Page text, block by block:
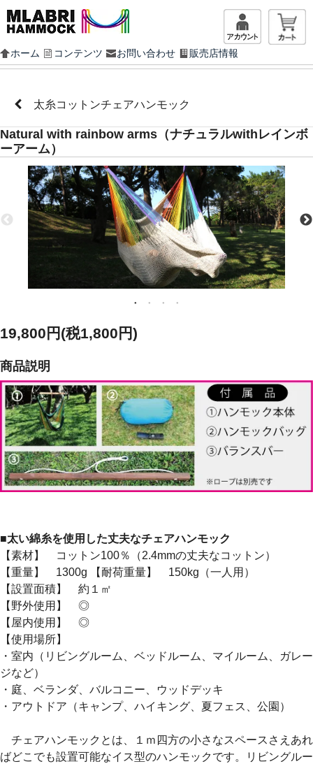
マイアカ
ホーム コンテンツ お問い合わせ 販売店情報
太糸コットンチェアハンモック
Natural with rainbow arms（ナチュラルwithレインボ
ーアーム）
19,800円(税1,800円)
商品説明
■太い綿糸を使用した丈夫なチェアハンモック
【素材】 コットン100％（2.4mmの丈夫なコットン）
【重量】 1300g 【耐荷重量】 150kg（一人用）
【設置面積】 約１㎡
【野外使用】 ◎
【屋内使用】 ◎
【使用場所】
・室内（リビングルーム、ベッドルーム、マイルーム、ガレー
ジなど）
・庭、ベランダ、バルコニー、ウッドデッキ
・アウトドア（キャンプ、ハイキング、夏フェス、公園）
チェアハンモックとは、１ｍ四方の小さなスペースさえあれ
ばどこでも設置可能なイス型のハンモックです。リビングルー